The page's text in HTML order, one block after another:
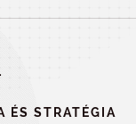
ÉS STRATÉGIA